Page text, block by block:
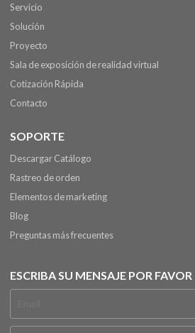
Servicio
Solución
Proyecto
Sala de exposición de realidad virtual
Cotización Rápida
Contacto
SOPORTE
Descargar Catálogo
Rastreo de orden
Elementos de marketing
Blog
Preguntas más frecuentes
ESCRIBA SU MENSAJE POR FAVOR